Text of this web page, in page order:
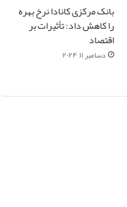
بانک مرکزی کانادا نرخ بهره
را کاهش داد: تأثیرات بر
اقتصاد
دسامبر ۱۱, ۲۰۲۴